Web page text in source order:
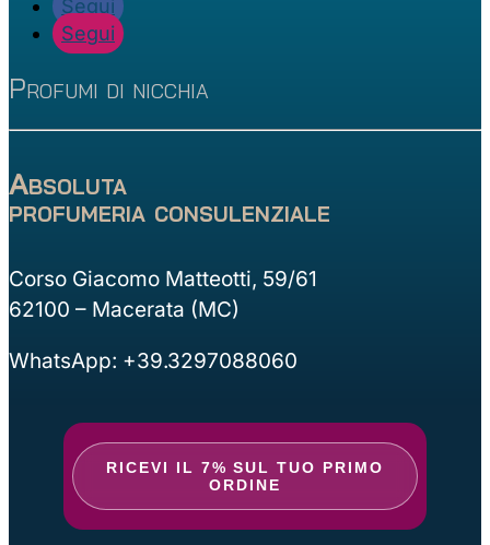
Segui
Segui
Profumi di nicchia
Absoluta
profumeria consulenziale
Corso Giacomo Matteotti, 59/61
62100 – Macerata (MC)
WhatsApp: +39.3297088060
RICEVI IL 7% SUL TUO PRIMO
ORDINE